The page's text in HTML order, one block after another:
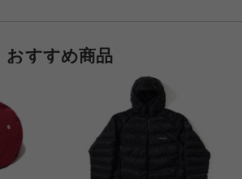
おすすめ商品